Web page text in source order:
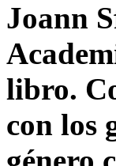
Joann
libro.
con los